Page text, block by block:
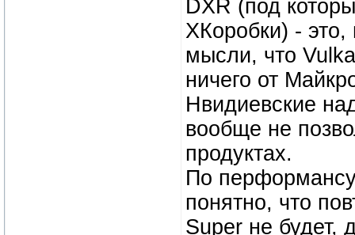
DXR (под
ХКоробки) -
мысли, что
ничего от
Нвидиевские
вообще не
продуктах.
По
понятно, что
Super не будет,